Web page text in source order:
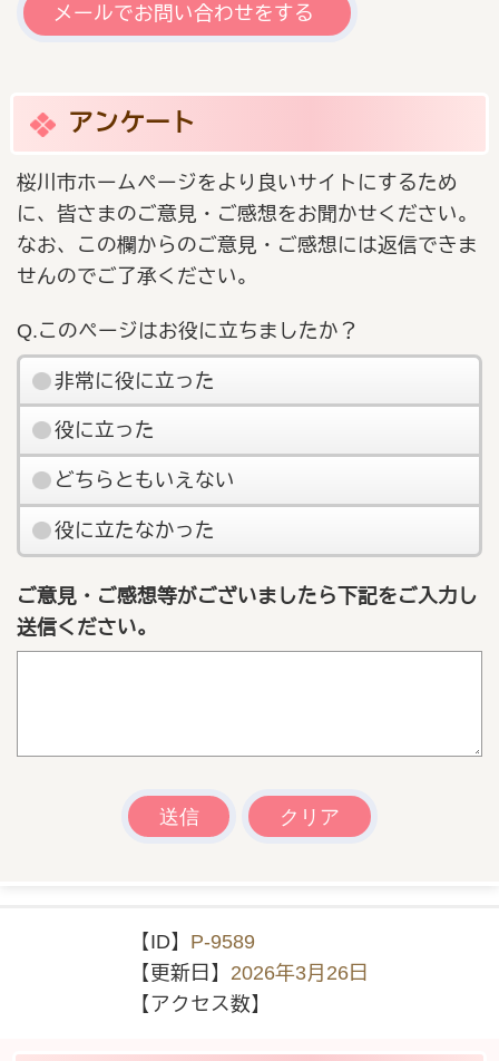
メールでお問い合わせをする
アンケート
桜川市ホームページをより良いサイトにするため
に、皆さまのご意見・ご感想をお聞かせください。
なお、この欄からのご意見・ご感想には返信できま
せんのでご了承ください。
Q.このページはお役に立ちましたか？
非常に役に立った
役に立った
どちらともいえない
役に立たなかった
ご意見・ご感想等がございましたら下記をご入力し
送信ください。
【ID】 P-9589
【更新日】 2026年3月26日
【アクセス数】